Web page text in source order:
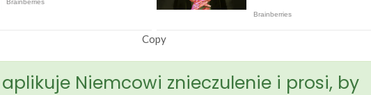
Copy
Niemcowi znieczulenie i prosi, by